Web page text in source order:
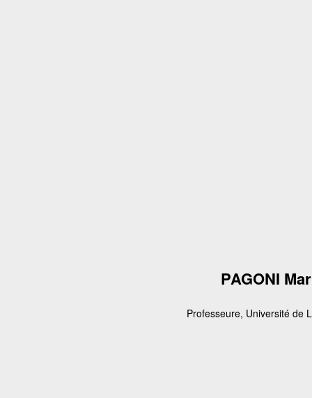
PAGONI
Professeure, Université de